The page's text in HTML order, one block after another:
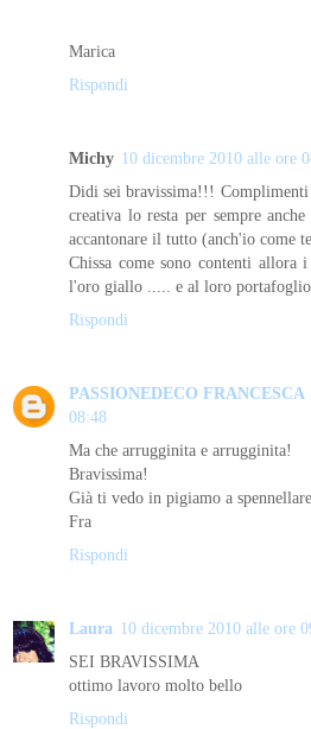
Marica
Rispondi
Michy 10 dicembre 2010 alle ore
Didi sei bravissima!!!
creativa lo resta per sempre
accantonare il tutto (anch'io come te
Chissa come sono contenti
l'oro giallo ..... e al loro
Rispondi
PASSIONEDECO FRANCESCA
08:48
Ma che arrugginita e arrugginita!
Bravissima!
Già ti vedo in pigiamo a
Fra
Rispondi
Laura 10 dicembre 2010 alle ore
SEI BRAVISSIMA
ottimo lavoro molto bello
Rispondi